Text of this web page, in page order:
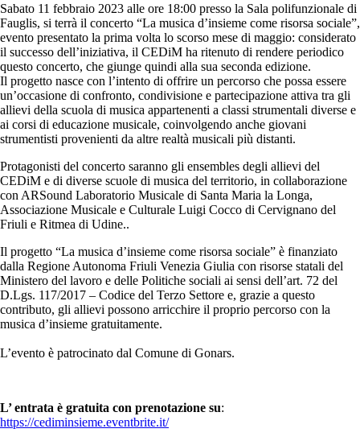
Sabato 11 febbraio 2023 alle ore 18:00 presso la Sala polifunzionale di
Fauglis, si terrà il concerto “La musica d’insieme come risorsa sociale”,
evento presentato la prima volta lo scorso mese di maggio: considerato
il successo dell’iniziativa, il CEDiM ha ritenuto di rendere periodico
questo concerto, che giunge quindi alla sua seconda edizione.
Il progetto nasce con l’intento di offrire un percorso che possa essere
un’occasione di confronto, condivisione e partecipazione attiva tra gli
allievi della scuola di musica appartenenti a classi strumentali diverse e
ai corsi di educazione musicale, coinvolgendo anche giovani
strumentisti provenienti da altre realtà musicali più distanti.
Protagonisti del concerto saranno gli ensembles degli allievi del
CEDiM e di diverse scuole di musica del territorio, in collaborazione
con ARSound Laboratorio Musicale di Santa Maria la Longa,
Associazione Musicale e Culturale Luigi Cocco di Cervignano del
Friuli e Ritmea di Udine..
Il progetto “La musica d’insieme come risorsa sociale” è finanziato
dalla Regione Autonoma Friuli Venezia Giulia con risorse statali del
Ministero del lavoro e delle Politiche sociali ai sensi dell’art. 72 del
D.Lgs. 117/2017 – Codice del Terzo Settore e, grazie a questo
contributo, gli allievi possono arricchire il proprio percorso con la
musica d’insieme gratuitamente.
L’evento è patrocinato dal Comune di Gonars.
L’ entrata è gratuita con prenotazione su:
https://cediminsieme.eventbrite.it/